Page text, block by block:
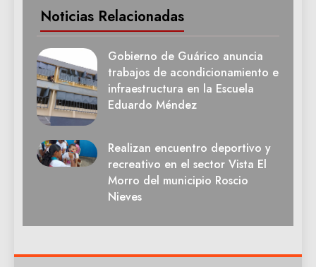
Noticias Relacionadas
Gobierno de Guárico anuncia
trabajos de acondicionamiento e
infraestructura en la Escuela
Eduardo Méndez
Realizan encuentro deportivo y
recreativo en el sector Vista El
Morro del municipio Roscio
Nieves